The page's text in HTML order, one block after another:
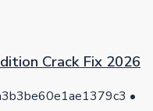
Crack Fix 2026
•